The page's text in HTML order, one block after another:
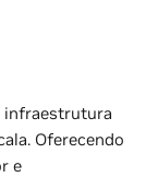
infraestrutura
Oferecendo
e